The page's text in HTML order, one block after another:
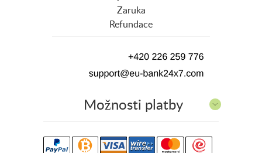
Zaruka
Refundace
Možnosti platby